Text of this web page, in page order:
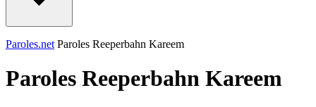
Paroles.net Paroles Reeperbahn Kareem
Paroles Reeperbahn Kareem